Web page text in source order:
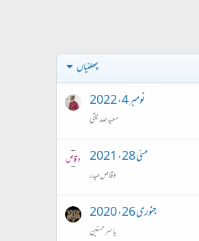
چھلنیاں
نومبر 4، 2022
سعیدصدیقی
مئی 28، 2021
وقاص حیدر
جنوری 26، 2020
یاسر حسنین